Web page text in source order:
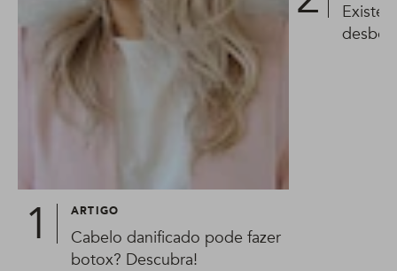
ARTIGO
Cabelo danificado pode fazer
botox? Descubra!
Existe